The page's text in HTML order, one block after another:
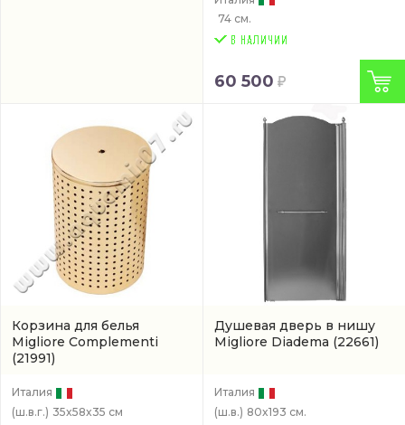
74 см.
60 500
Корзина для белья
Migliore Complementi
(21991)
Италия
(ш.в.г.) 35x58x35 см
Душевая дверь в нишу
Migliore Diadema (22661)
Италия
(ш.в.) 80x193 см.